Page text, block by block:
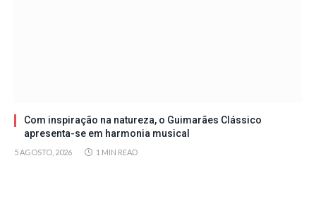
Com inspiração na natureza, o Guimarães Clássico
apresenta-se em harmonia musical
5 AGOSTO, 2026 1 MIN READ